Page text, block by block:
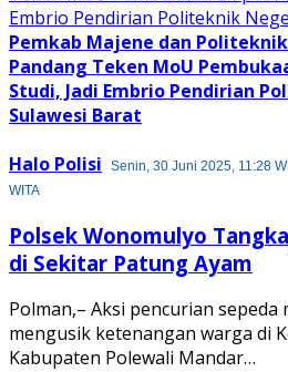
Pemkab Majene dan
Pandang Teken MoU
Studi, Jadi Embrio Pendirian
Sulawesi Barat
Halo Polisi
Senin, 30 Juni 2025, 11:28
WITA
Polsek Wonomulyo
di Sekitar Patung Ayam
Polman,– Aksi pencurian
mengusik ketenangan warga di
Kabupaten Polewali Mandar…